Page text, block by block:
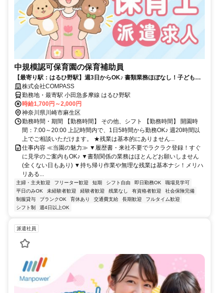
中規模認可保育園の保育補助員
【最寄り駅：はるひ野駅】週3日からOK♪ 書類業務ほぼなし！子どもた
ちとじっくり関われる環境★
株式会社COMPASS
勤務地・最寄駅 小田急多摩線 はるひ野駅
時給1,700円～2,000円
神奈川県川崎市麻生区
勤務時間・期間 【勤務時間】 その他、シフト 【勤務時間】 開園時
間：7:00～20:00 上記時間内で、1日5時間から勤務OK♪ 週20時間以
上でご相談いただけます。 ★残業は基本的にありません...
仕事内容 ≪当園の魅力≫ ▼履歴書・来社不要でラクラク登録！すぐ
に見学のご案内もOK♪ ▼書類関係の業務はほとんどお願いしません
(全くない日もあり) ▼持ち帰り作業や無理な残業は基本ナシ！メリハ
リある...
主婦・主夫歓迎 フリーター歓迎 短期 シフト自由 即日勤務OK
職場見学可
平日のみOK
未経験者歓迎 経験者歓迎 残業なし 有資格者歓迎
社会保険完備
制服貸与
ブランクOK 育休あり 交通費支給 長期歓迎
フルタイム歓迎
シフト制
週4日以上OK
派遣社員